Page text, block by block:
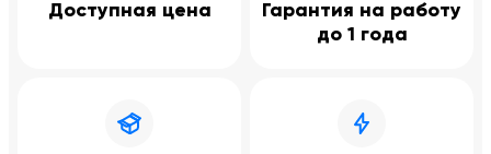
Доступная цена
Гарантия на работу
до 1 года